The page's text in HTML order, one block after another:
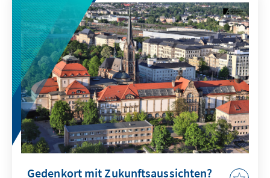
Gedenkort mit Zukunftsaussichten?